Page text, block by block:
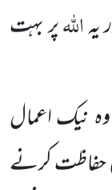
اللہپر بہت
وہ نیک اعمال
حفاظت کرنے